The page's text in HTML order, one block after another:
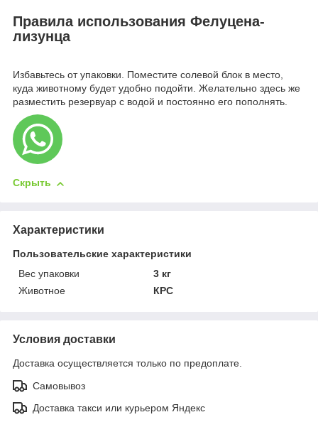
Правила использования Фелуцена-
лизунца
Избавьтесь от упаковки. Поместите солевой блок в место,
куда животному будет удобно подойти. Желательно здесь же
разместить резервуар с водой и постоянно его пополнять.
Скрыть
Характеристики
Пользовательские характеристики
Вес упаковки
3 кг
Животное
КРС
Условия доставки
Доставка осуществляется только по предоплате.
Самовывоз
Доставка такси или курьером Яндекс